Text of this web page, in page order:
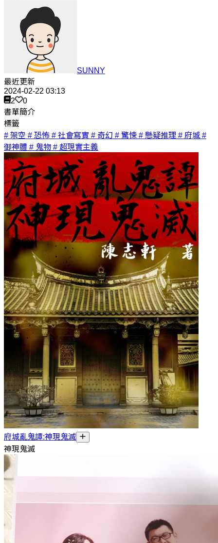
SUNNY
最近更新
2024-02-22 03:13
2
0
書單簡介
標籤
# 架空 # 恐怖 # 社會寫實 # 奇幻 # 驚悚 # 懸疑推理 # 府城 #
御神體 # 鬼物 # 超現實主義
府城亂鬼譚:神現鬼滅
神現鬼滅